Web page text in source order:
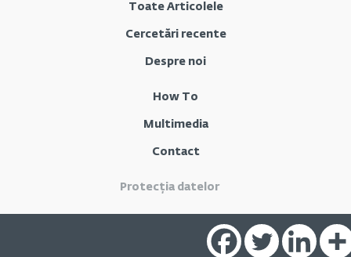
Toate Articolele
Cercetări recente
Despre noi
How To
Multimedia
Contact
Protecția datelor